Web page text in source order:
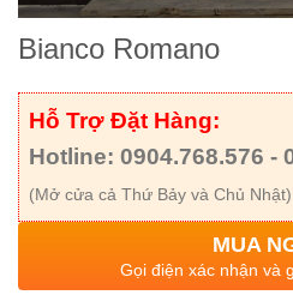
Bianco Romano
Hỗ Trợ Đặt Hàng:
Hotline: 0904.768.576 -
(Mở cửa cả Thứ Bảy và Chủ Nhật)
MUA
Gọi điện xác nhận và